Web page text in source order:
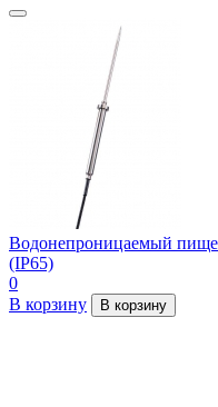
Водонепроницаемый
(IP65)
0
В корзину
В корзину